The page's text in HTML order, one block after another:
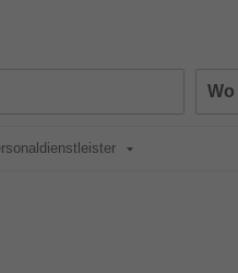
Wo